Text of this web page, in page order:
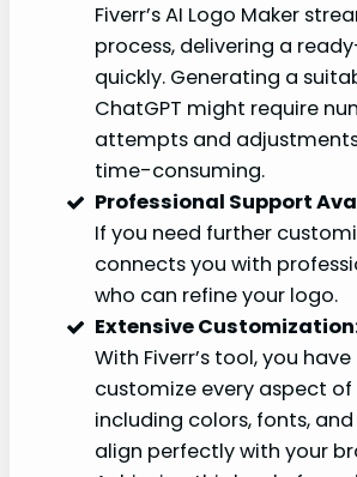
Fiverr’s AI Logo Maker
process, delivering a
quickly. Generating a
ChatGPT might require
attempts and
time-consuming.
Professional Support
If you need further
connects you with
who can refine your logo.
Extensive
With Fiverr’s tool, you
customize every aspect
including colors, fonts,
align perfectly with your